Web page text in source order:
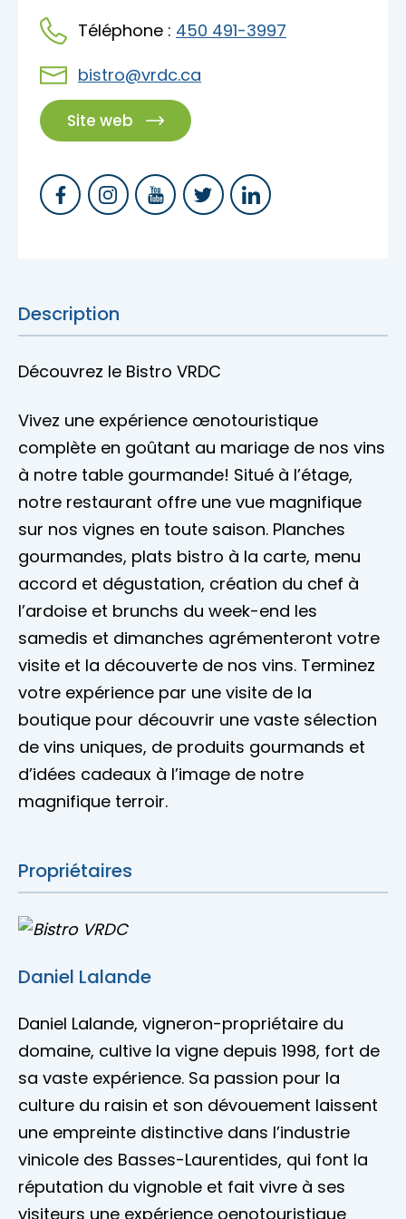
Accès membre
Téléphone : 450 491-3997
bistro@vrdc.ca
Site web
Description
Découvrez le Bistro VRDC
Vivez une expérience œnotouristique
complète en goûtant au mariage de nos vins
à notre table gourmande! Situé à l’étage,
notre restaurant offre une vue magnifique
sur nos vignes en toute saison. Planches
gourmandes, plats bistro à la carte, menu
accord et dégustation, création du chef à
l’ardoise et brunchs du week-end les
samedis et dimanches agrémenteront votre
visite et la découverte de nos vins. Terminez
votre expérience par une visite de la
boutique pour découvrir une vaste sélection
de vins uniques, de produits gourmands et
d’idées cadeaux à l’image de notre
magnifique terroir.
Propriétaires
Daniel Lalande
Daniel Lalande, vigneron-propriétaire du
domaine, cultive la vigne depuis 1998, fort de
sa vaste expérience. Sa passion pour la
culture du raisin et son dévouement laissent
une empreinte distinctive dans l’industrie
vinicole des Basses-Laurentides, qui font la
réputation du vignoble et fait vivre à ses
visiteurs une expérience oenotouristique